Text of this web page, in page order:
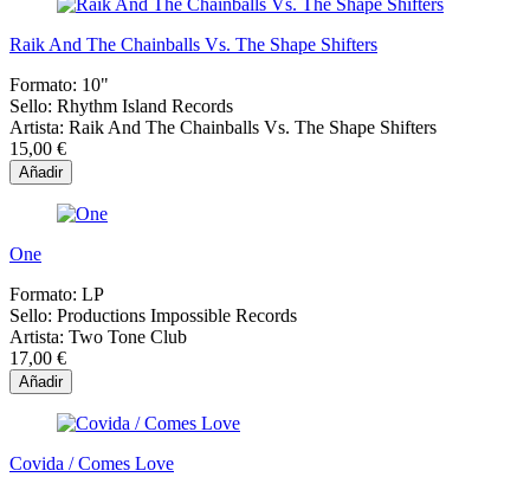
Raik And The Chainballs Vs. The Shape Shifters
Formato: 10"
Sello: Rhythm Island Records
Artista: Raik And The Chainballs Vs. The Shape Shifters
15,00 €
Añadir
One
Formato: LP
Sello: Productions Impossible Records
Artista: Two Tone Club
17,00 €
Añadir
Covida / Comes Love